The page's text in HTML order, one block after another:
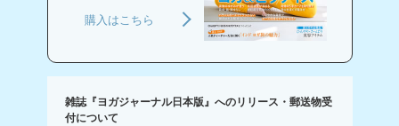
購入はこちら
雑誌『ヨガジャーナル日本版』へのリリース・郵送物受
付について